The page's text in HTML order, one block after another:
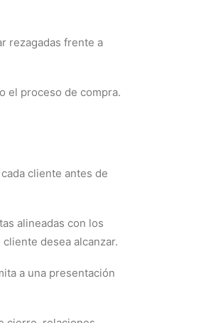
rezagadas frente a
el proceso de compra.
cliente antes de
alineadas con los
desea alcanzar.
a una presentación